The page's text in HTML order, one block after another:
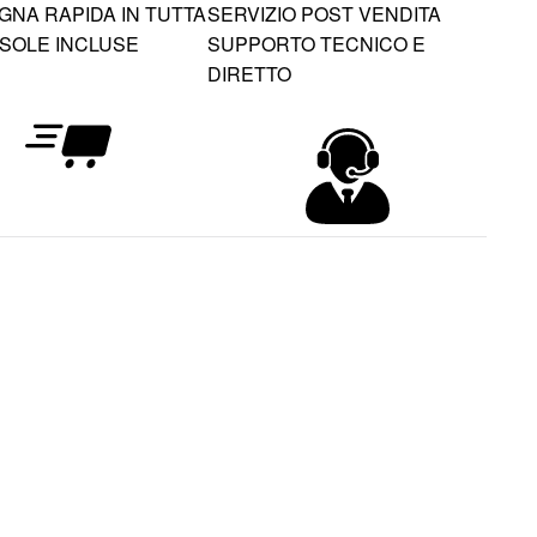
RAPIDA IN TUTTA
INCLUSE
SERVIZIO POST VENDITA
SUPPORTO TECNICO E
DIRETTO